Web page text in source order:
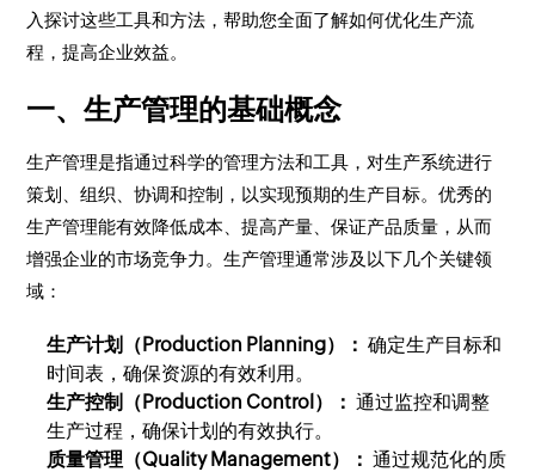
入探讨这些工具和方法，帮助您全面了解如何优化生产流
程，提高企业效益。
一、生产管理的基础概念
生产管理是指通过科学的管理方法和工具，对生产系统进行
策划、组织、协调和控制，以实现预期的生产目标。优秀的
生产管理能有效降低成本、提高产量、保证产品质量，从而
增强企业的市场竞争力。生产管理通常涉及以下几个关键领
域：
生产计划（Production Planning）： 确定生产目标和
时间表，确保资源的有效利用。
生产控制（Production Control）： 通过监控和调整
生产过程，确保计划的有效执行。
质量管理（Quality Management）： 通过规范化的质